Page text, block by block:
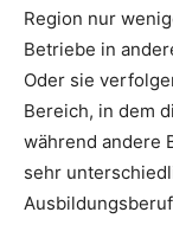
Region nur
Betriebe in
Oder sie
Bereich, in dem
während andere
sehr